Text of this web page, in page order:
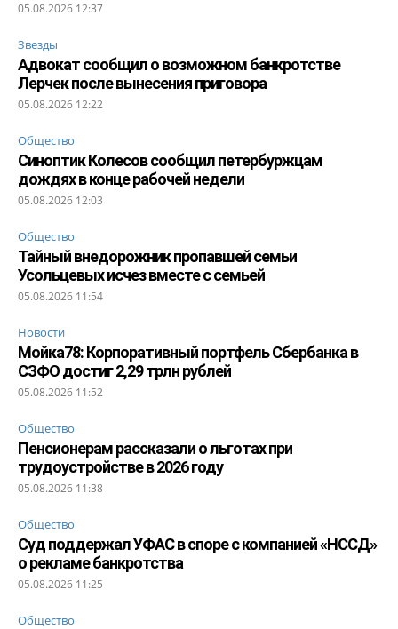
05.08.2026 12:37
Звезды
Адвокат сообщил о возможном банкротстве
Лерчек после вынесения приговора
05.08.2026 12:22
Общество
Синоптик Колесов сообщил петербуржцам
дождях в конце рабочей недели
05.08.2026 12:03
Общество
Тайный внедорожник пропавшей семьи
Усольцевых исчез вместе с семьей
05.08.2026 11:54
Новости
Мойка78: Корпоративный портфель Сбербанка в
СЗФО достиг 2,29 трлн рублей
05.08.2026 11:52
Общество
Пенсионерам рассказали о льготах при
трудоустройстве в 2026 году
05.08.2026 11:38
Общество
Суд поддержал УФАС в споре с компанией «НССД»
о рекламе банкротства
05.08.2026 11:25
Общество